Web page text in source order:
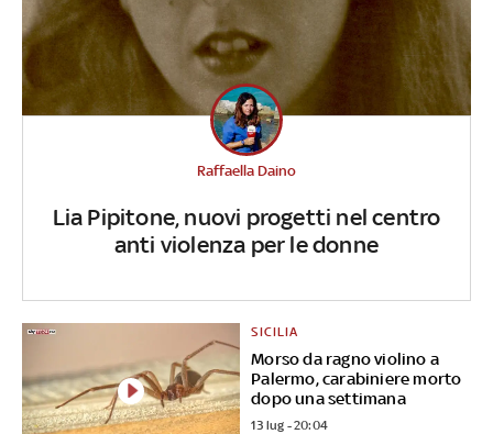
Lia Pipitone, nuovi progetti nel centro
anti violenza per le donne
Raffaella Daino
Morso da ragno violino a
Palermo, carabiniere morto
dopo una settimana
SICILIA
13 lug - 20:04